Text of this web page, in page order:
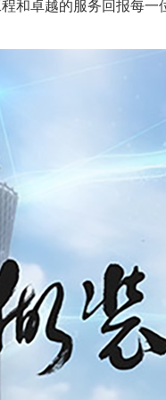
和卓越的服务回报每一